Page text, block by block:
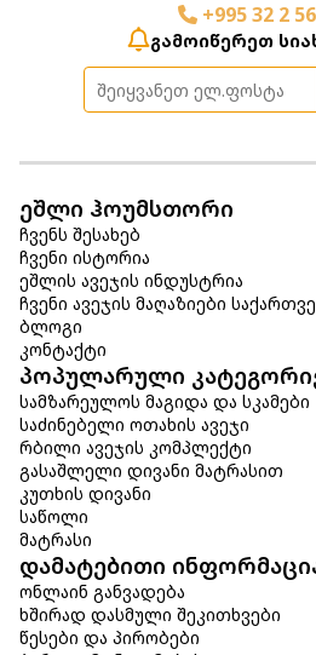
+995 32 2
გამოიწერეთ
ეშლი ჰოუმსთორი
ჩვენს შესახებ
ჩვენი ისტორია
ეშლის ავეჯის ინდუსტრია
ჩვენი ავეჯის მაღაზიები
ბლოგი
კონტაქტი
პოპულარული
სამზარეულოს მაგიდა და სკამები
საძინებელი ოთახის ავეჯი
რბილი ავეჯის კომპლექტი
გასაშლელი დივანი მატრასით
კუთხის დივანი
საწოლი
მატრასი
დამატებითი
ონლაინ განვადება
ხშირად დასმული შეკითხვები
წესები და პირობები